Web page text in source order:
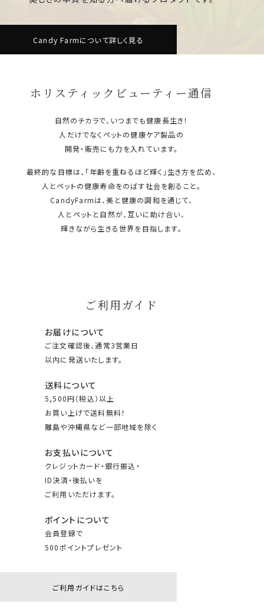
Candy Farmについて詳しく見る
ホリスティックビューティー通信
自然のチカラで、いつまでも健康長生き！
人だけでなくペットの健康ケア製品の
開発・販売にも力を入れています。
最終的な目標は、「年齢を重ねるほど輝く」生き方を広め、
人とペットの健康寿命をのばす社会を創ること。
CandyFarmは、美と健康の調和を通じて、
人とペットと自然が、互いに助け合い、
輝きながら生きる世界を目指します。
ご利用ガイド
お届けについて
ご注文確認後、通常3営業日
以内に発送いたします。
送料について
5,500円（税込）以上
お買い上げで送料無料！
離島や沖縄県など一部地域を除く
お支払いについて
クレジットカード・銀行振込・
ID決済・後払いを
ご利用いただけます。
ポイントについて
会員登録で
500ポイントプレゼント
ご利用ガイドはこちら